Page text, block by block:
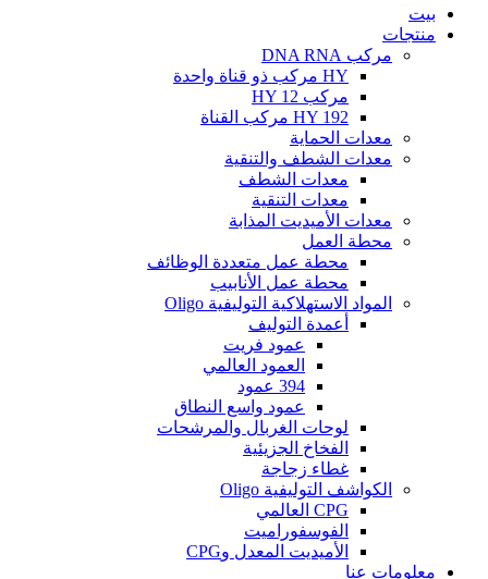
بيت
منتجات
مركب DNA RNA
HY مركب ذو قناة واحدة
مركب HY 12
HY 192 مركب القناة
معدات الحماية
معدات الشطف والتنقية
معدات الشطف
معدات التنقية
معدات الأميديت المذابة
محطة العمل
محطة عمل متعددة الوظائف
محطة عمل الأنابيب
المواد الاستهلاكية التوليفية Oligo
أعمدة التوليف
عمود فريت
العمود العالمي
394 عمود
عمود واسع النطاق
لوحات الغربال والمرشحات
الفخاخ الجزيئية
غطاء زجاجة
الكواشف التوليفية Oligo
CPG العالمي
الفوسفوراميت
الأميديت المعدل وCPG
معلومات عنا